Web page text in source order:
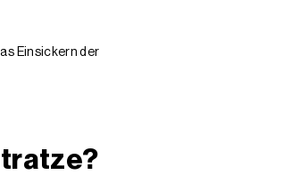
Einsickern der